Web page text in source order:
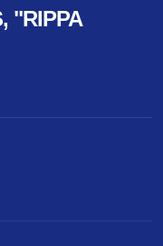
"RIPPA